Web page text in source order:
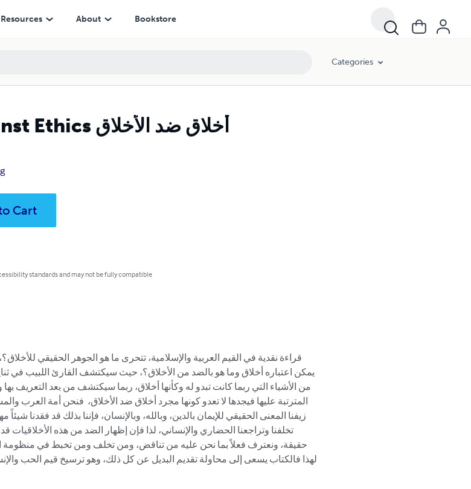
Resources About Bookstore
Categories
Ethics Against Ethics أخلاق ضد الأخلاق
Cart
standards and may not be fully compatible
قراءة نقدية في القيم العربية والإسلامية، تتحرى ما هو الجوهر الحقيقي
يمكن اعتباره أخلاق وما هو بالضد من الأخلاق؟، حيث سيكتشف القارئ اللبيب في
من الأشياء التي ربما كانت تبدو له وكأنها أخلاق، ربما سيكتشف من بعد التعريف بها
المترتبة عليها فيجدها لا تعدو كونها مجرد أخلاق ضد الأخلاق،  فنحن أمة العرب
زيفنا المعنى الحقيقي للإيمان بالدين، وبالله، وبالإنسان، فإننا بذلك قد فقدنا شيئاً
تخلفنا وتراجعنا الحضاري والإنساني، لذا فإن إظهار الضد من هذه الأخلاقيات
حقيقة، ونعترف فعلاً بما نحن عليه من تناقض، ومن تخلف ومن تخبط في منظومة
لهذا فالكتاب يسعى إلى محاولة تقديم البديل عن كل ذلك، وهو ترسيخ قيم الحب